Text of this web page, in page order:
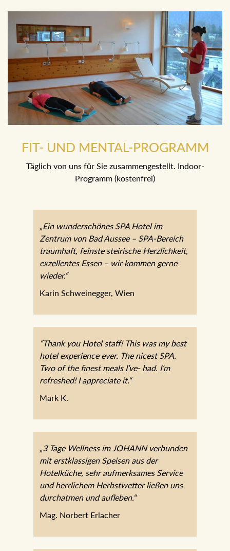
FIT- UND MENTAL-PROGRAMM
Täglich von uns für Sie zusammengestellt. Indoor-
Programm (kostenfrei)
„Ein wunderschönes SPA Hotel im
Zentrum von Bad Aussee – SPA-Bereich
traumhaft, feinste steirische Herzlichkeit,
exzellentes Essen – wir kommen gerne
wieder.“
Karin Schweinegger, Wien
“Thank you Hotel staff! This was my best
hotel experience ever. The nicest SPA.
Two of the finest meals I’ve- had. I’m
refreshed! I appreciate it.“
Mark K.
„3 Tage Wellness im JOHANN verbunden
mit erstklassigen Speisen aus der
Hotelküche, sehr aufmerksames Service
und herrlichem Herbstwetter ließen uns
durchatmen und aufleben.“
Mag. Norbert Erlacher